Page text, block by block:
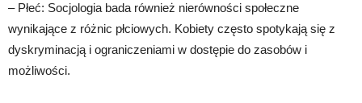
– Płeć: Socjologia bada również nierówności społeczne
wynikające z różnic płciowych. Kobiety często spotykają się z
dyskryminacją i ograniczeniami w dostępie do zasobów i
możliwości.